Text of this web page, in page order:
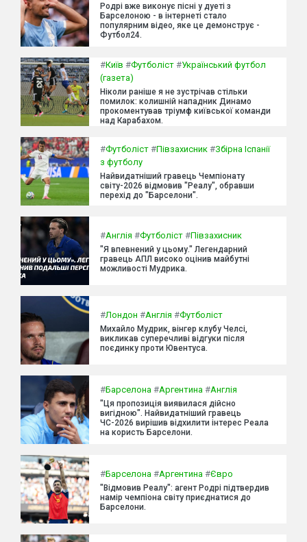
Родрі вже виконує пісні у дуеті з
Барселоною - в інтернеті стало
популярним відео, яке це демонструє -
Футбол24.
#Київ #Футболіст #Український футбол
(газета)
Ніколи раніше я не зустрічав стільки
помилок: колишній нападник Динамо
прокоментував тріумф київської команди
над Карабахом.
#Футболіст #Півзахисник #Збірна Іспанії
з футболу
Найвидатніший гравець Чемпіонату
світу-2026 відмовив "Реалу", обравши
перехід до "Барселони".
#Англія #Футболіст #Півзахисник
"Я впевнений у цьому." Легендарний
гравець АПЛ високо оцінив майбутні
можливості Мудрика.
#Лондон #Англія #Футболіст
Михайло Мудрик, вінгер клубу Челсі,
викликав суперечливі відгуки після
поєдинку проти Ювентуса.
#Барселона #Аргентина #Англія
"Ця пропозиція виявилася дійсно
вигідною". Найвидатніший гравець
ЧС-2026 вирішив відхилити інтерес Реала
на користь Барселони.
#Барселона #Аргентина #Євро
"Відмовив Реалу": агент Родрі підтвердив
намір чемпіона світу приєднатися до
Барселони.